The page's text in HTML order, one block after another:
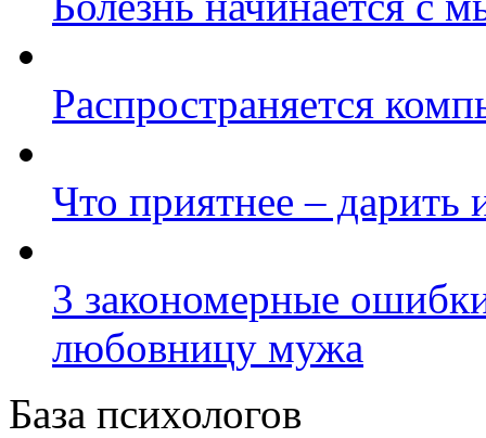
Распространяется
Что приятнее – дарить
3 закономерные
любовницу мужа
База психологов